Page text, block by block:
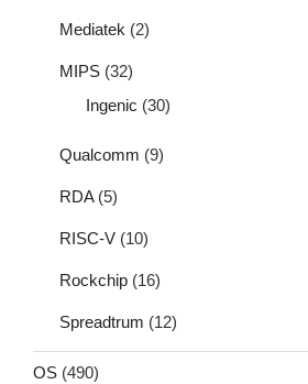
Mediatek (2)
MIPS (32)
Ingenic (30)
Qualcomm (9)
RDA(5)
RISC-V (10)
Rockchip (16)
Spreadtrum (12)
OS (490)